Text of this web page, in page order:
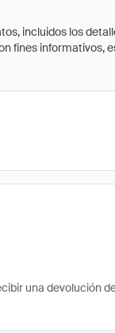
incluidos los
fines informativos,
una devolución